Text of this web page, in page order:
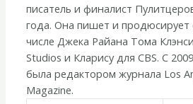
писатель и финалист
года. Она пишет и продюсирует
числе Джека Райана Тома
Studios и Кларису для CBS. С
была редактором журнала Los
Magazine.